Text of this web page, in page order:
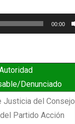
00:00
Denunciado
Justicia del Consejo
Partido Acción